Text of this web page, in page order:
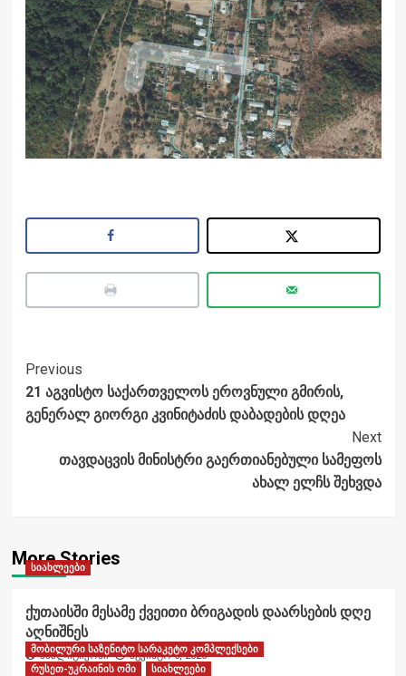
Post
Navigation
Previous
21 აგვისტო საქართველოს ეროვნული გმირის,
გენერალ გიორგი კვინიტაძის დაბადების დღეა
Next
თავდაცვის მინისტრი გაერთიანებული სამეფოს
ახალ ელჩს შეხვდა
More Stories
სიახლეები
ქუთაისში მესამე ქვეითი ბრიგადის დაარსების დღე
აღნიშნეს
ანალიტიკოსი აგვისტო 6, 2026
მობილური საზენიტო სარაკეტო კომპლექსები
რუსეთ-უკრაინის ომი
სიახლეები